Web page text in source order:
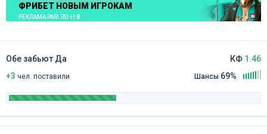
ФРИБЕТ НОВЫМ ИГРОКАМ
РЕКЛАМА PARI.RU +18
Обе забьют Да
+3 чел. поставили
КФ 1.46
Шансы 69%